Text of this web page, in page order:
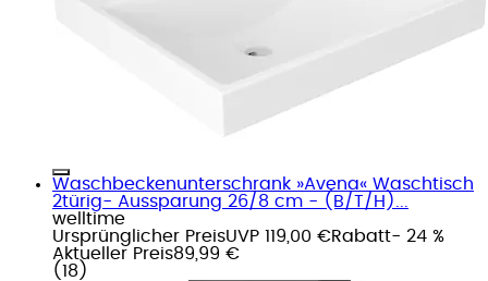
Waschbeckenunterschrank »Avena« Waschtisch
2türig- Aussparung 26/8 cm - (B/T/H)...
welltime
Ursprünglicher PreisUVP 119,00 €Rabatt- 24 %
Aktueller Preis89,99 €
( 18 )